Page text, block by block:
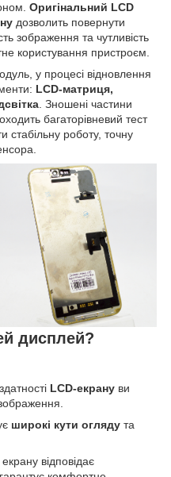
Оригінальний LCD
дозволить повернути
зображення та чутливість
користування пристроєм.
у процесі відновлення
LCD-матриця,
. Зношені частини
багаторівневий тест
стабільну роботу, точну
дисплей?
LCD-екрану ви
широкі кути огляду та
відповідає